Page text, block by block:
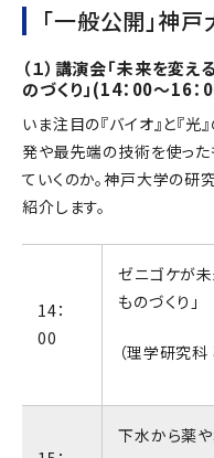
「一般公開」神
（１）講演会「未来を変え
のづくり」(14：00～16：
いま注目の『バイオ』と『
発や最先端の技術を使った
ていくのか。神戸大学の研
紹介します。
14：
00
ゼニゴケが未
ものづくり」
（理学研究
下水から薬や